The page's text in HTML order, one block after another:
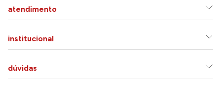
atendimento
institucional
dúvidas